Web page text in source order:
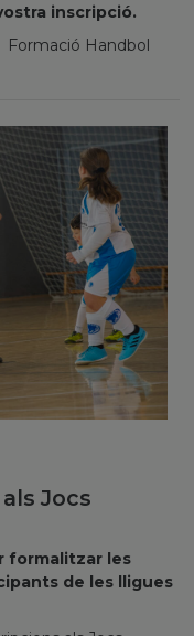
inscripció.
Handbol
Jocs
formalitzar les
de les lligues